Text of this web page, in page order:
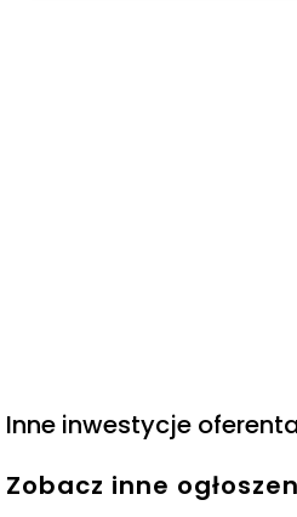
Inne inwestycje
Zobacz inne